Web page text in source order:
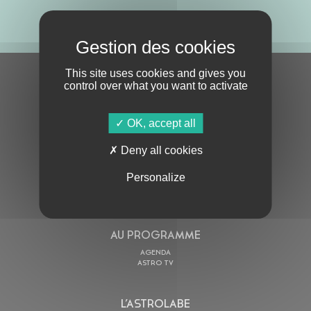
S'ABONNER À LA NEWSLETTER
AU PROGRAMME
AGENDA
ASTRO TV
L’ASTROLABE
This site uses cookies and gives you
control over what you want to activate
OK, accept all
Deny all cookies
Personalize